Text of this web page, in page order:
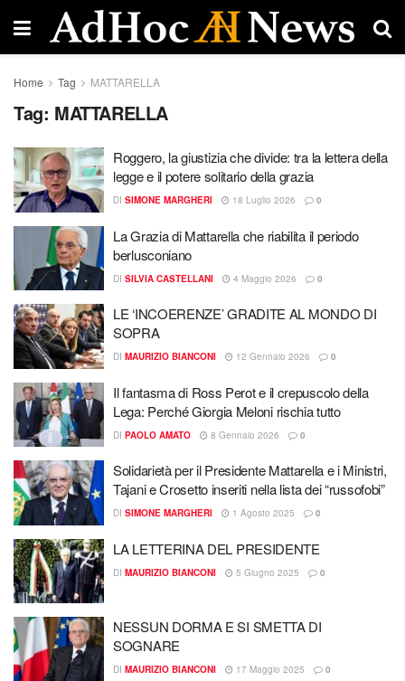
Home Tag MATTARELLA
Tag: MATTARELLA
Roggero, la giustizia che divide: tra la lettera della
legge e il potere solitario della grazia
DI SIMONE MARGHERI 18 Luglio 2026 0
La Grazia di Mattarella che riabilita il periodo
berlusconiano
DI SILVIA CASTELLANI 4 Maggio 2026 0
LE ‘INCOERENZE’ GRADITE AL MONDO DI
SOPRA
DI MAURIZIO BIANCONI 12 Gennaio 2026 0
​Il fantasma di Ross Perot e il crepuscolo della
Lega: Perché Giorgia Meloni rischia tutto
DI PAOLO AMATO 8 Gennaio 2026 0
Solidarietà per il Presidente Mattarella e i Ministri,
Tajani e Crosetto inseriti nella lista dei “russofobi”
DI SIMONE MARGHERI 1 Agosto 2025 0
LA LETTERINA DEL PRESIDENTE
DI MAURIZIO BIANCONI 5 Giugno 2025 0
NESSUN DORMA E SI SMETTA DI
SOGNARE
DI MAURIZIO BIANCONI 17 Maggio 2025 0